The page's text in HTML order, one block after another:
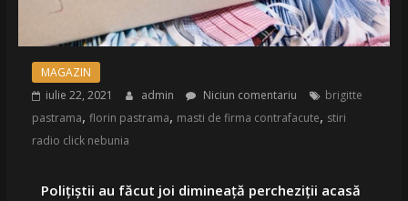
MAGAZIN
iulie 22, 2021
admin Niciun comentariu
brigitte
pastrama, florin pastrama, masti de firma contrafacute, stiri
radio click nebunia
Polițiștii au făcut joi dimineață percheziții acasă